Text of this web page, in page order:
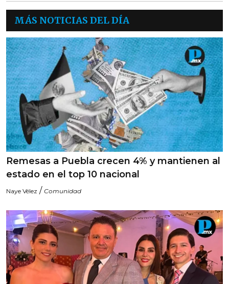
MÁS NOTICIAS DEL DÍA
Remesas a Puebla crecen 4% y mantienen al
estado en el top 10 nacional
Naye Vélez / Comunidad